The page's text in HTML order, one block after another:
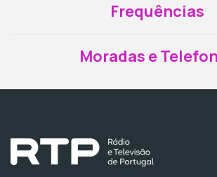
Frequências
Moradas e